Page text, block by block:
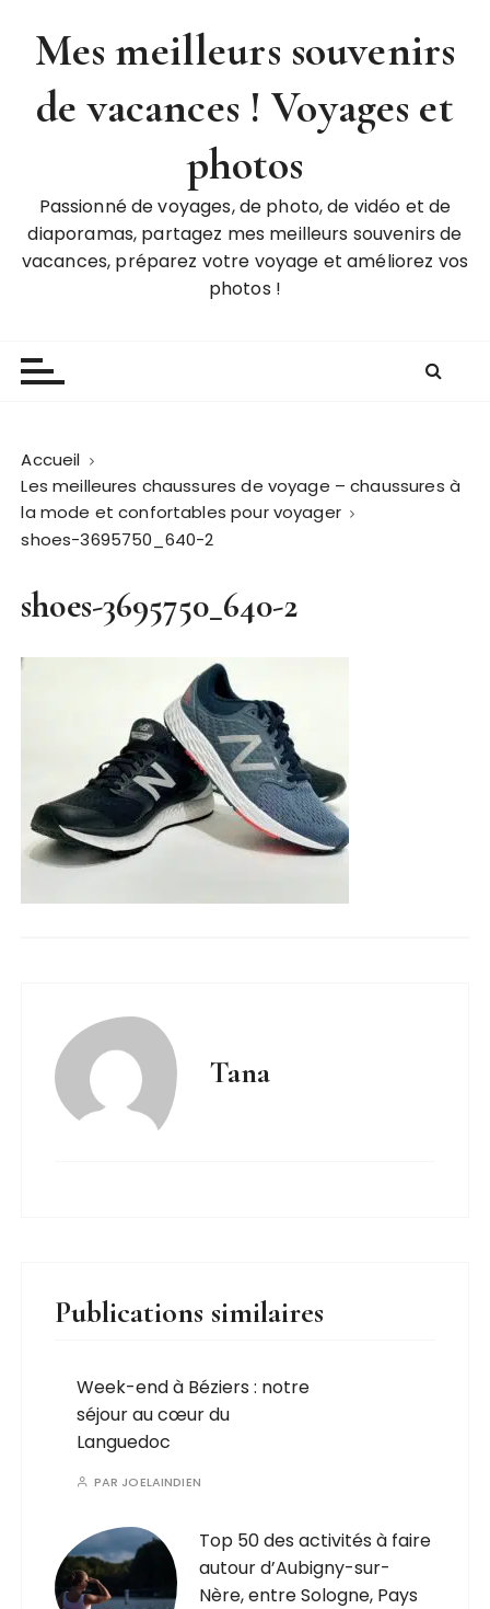
Mes meilleurs souvenirs
de vacances ! Voyages et
photos
Passionné de voyages, de photo, de vidéo et de
diaporamas, partagez mes meilleurs souvenirs de
vacances, préparez votre voyage et améliorez vos
photos !
Accueil
Les meilleures chaussures de voyage – chaussures à
la mode et confortables pour voyager
shoes-3695750_640-2
shoes-3695750_640-2
Tana
Publications similaires
Week-end à Béziers : notre
séjour au cœur du
Languedoc
PAR JOELAINDIEN
Top 50 des activités à faire
autour d’Aubigny-sur-
Nère, entre Sologne, Pays